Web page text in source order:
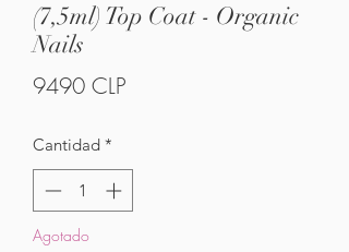
(7,5ml) Top Coat - Organic
Nails
9490 CLPPrecio
Cantidad *
Agotado